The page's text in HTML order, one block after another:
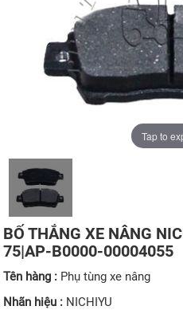
Tap to
BỐ THẮNG XE NÂNG
75|AP-B0000-00004055
Tên hàng : Phụ tùng xe nâng
Nhãn hiệu : NICHIYU